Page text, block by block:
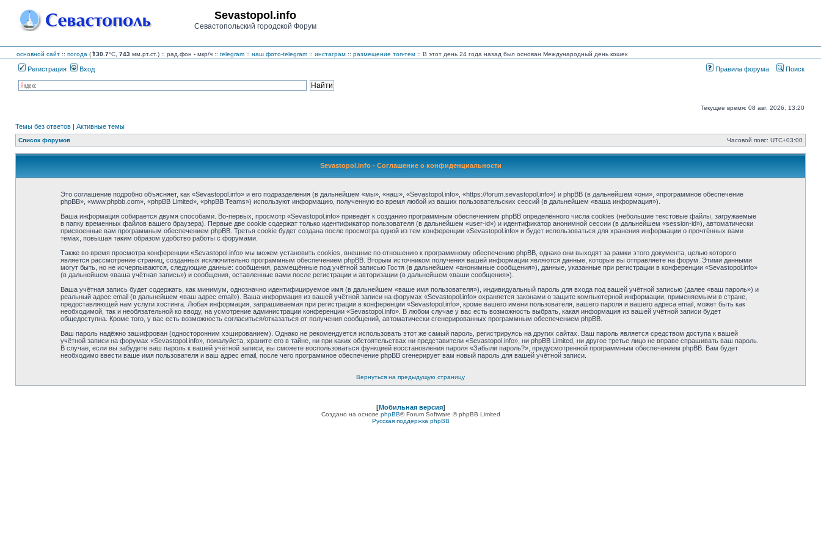
Sevastopol.info
Севастопольский городской Форум
основной сайт :: погода (⇑30.7°C, 743 мм.рт.ст.) :: рад.фон - мкр/ч :: telegram :: наш фото-telegram :: инстаграм :: размещение топ-тем :: В этот день 24 года назад был основан Международный день кошек
Регистрация Вход Правила форума Поиск
Текущее время: 08 авг, 2026, 13:20
Темы без ответов | Активные темы
Список форумов Часовой пояс: UTC+03:00
Sevastopol.info - Соглашение о конфиденциальности
Это соглашение подробно объясняет, как «Sevastopol.info» и его подразделения (в дальнейшем «мы», «наш», «Sevastopol.info», «https://forum.sevastopol.info») и phpBB (в дальнейшем «они», «программное обеспечение
phpBB», «www.phpbb.com», «phpBB Limited», «phpBB Teams») используют информацию, полученную во время любой из ваших пользовательских сессий (в дальнейшем «ваша информация»).
Ваша информация собирается двумя способами. Во-первых, просмотр «Sevastopol.info» приведёт к созданию программным обеспечением phpBB определённого числа cookies (небольшие текстовые файлы, загружаемые
в папку временных файлов вашего браузера). Первые две cookie содержат только идентификатор пользователя (в дальнейшем «user-id») и идентификатор анонимной сессии (в дальнейшем «session-id»), автоматически
присвоенные вам программным обеспечением phpBB. Третья cookie будет создана после просмотра одной из тем конференции «Sevastopol.info» и будет использоваться для хранения информации о прочтённых вами
темах, повышая таким образом удобство работы с форумами.
Также во время просмотра конференции «Sevastopol.info» мы можем установить cookies, внешние по отношению к программному обеспечению phpBB, однако они выходят за рамки этого документа, целью которого
является рассмотрение страниц, созданных исключительно программным обеспечением phpBB. Вторым источником получения вашей информации являются данные, которые вы отправляете на форум. Этими данными
могут быть, но не исчерпываются, следующие данные: сообщения, размещённые под учётной записью Гостя (в дальнейшем «анонимные сообщения»), данные, указанные при регистрации в конференции «Sevastopol.info»
(в дальнейшем «ваша учётная запись») и сообщения, оставленные вами после регистрации и авторизации (в дальнейшем «ваши сообщения»).
Ваша учётная запись будет содержать, как минимум, однозначно идентифицируемое имя (в дальнейшем «ваше имя пользователя»), индивидуальный пароль для входа под вашей учётной записью (далее «ваш пароль») и
реальный адрес email (в дальнейшем «ваш адрес email»). Ваша информация из вашей учётной записи на форумах «Sevastopol.info» охраняется законами о защите компьютерной информации, применяемыми в стране,
предоставляющей нам услуги хостинга. Любая информация, запрашиваемая при регистрации в конференции «Sevastopol.info», кроме вашего имени пользователя, вашего пароля и вашего адреса email, может быть как
необходимой, так и необязательной ко вводу, на усмотрение администрации конференции «Sevastopol.info». В любом случае у вас есть возможность выбрать, какая информация из вашей учётной записи будет
общедоступна. Кроме того, у вас есть возможность согласиться/отказаться от получения сообщений, автоматически сгенерированных программным обеспечением phpBB.
Ваш пароль надёжно зашифрован (односторонним хэшированием). Однако не рекомендуется использовать этот же самый пароль, регистрируясь на других сайтах. Ваш пароль является средством доступа к вашей
учётной записи на форумах «Sevastopol.info», пожалуйста, храните его в тайне, ни при каких обстоятельствах ни представители «Sevastopol.info», ни phpBB Limited, ни другое третье лицо не вправе спрашивать ваш пароль.
В случае, если вы забудете ваш пароль к вашей учётной записи, вы сможете воспользоваться функцией восстановления пароля «Забыли пароль?», предусмотренной программным обеспечением phpBB. Вам будет
необходимо ввести ваше имя пользователя и ваш адрес email, после чего программное обеспечение phpBB сгенерирует вам новый пароль для вашей учётной записи.
Вернуться на предыдущую страницу
[Мобильная версия]
Создано на основе phpBB® Forum Software © phpBB Limited
Русская поддержка phpBB